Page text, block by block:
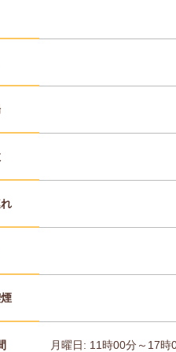
月曜日: 11時00分～17時